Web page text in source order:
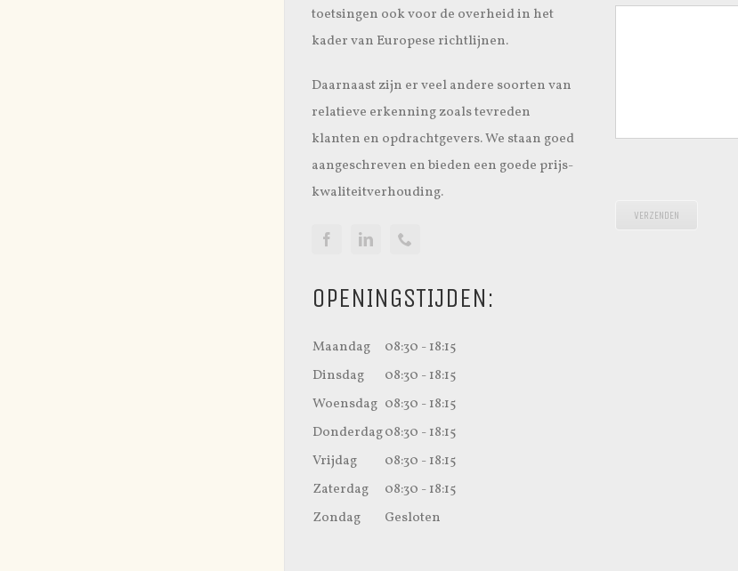
toetsingen ook voor de overheid in het
kader van Europese richtlijnen.
Daarnaast zijn er veel andere soorten van
relatieve erkenning zoals tevreden
klanten en opdrachtgevers. We staan goed
aangeschreven en bieden een goede prijs-
kwaliteitverhouding.
OPENINGSTIJDEN:
Maandag
08:30 - 18:15
Dinsdag
08:30 - 18:15
Woensdag 08:30 - 18:15
Donderdag08:30 - 18:15
Vrijdag
08:30 - 18:15
Zaterdag
08:30 - 18:15
Zondag
Gesloten